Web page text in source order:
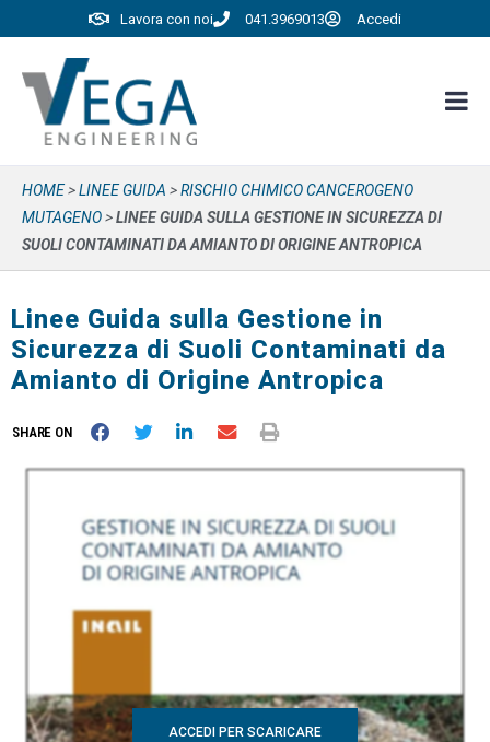
Lavora con noi 041.3969013 Accedi
HOME>LINEE GUIDA >RISCHIO CHIMICO CANCEROGENO
MUTAGENO>LINEE GUIDA SULLA GESTIONE IN SICUREZZA DI
SUOLI CONTAMINATI DA AMIANTO DI ORIGINE ANTROPICA
Linee Guida sulla Gestione in
Sicurezza di Suoli Contaminati da
Amianto di Origine Antropica
SHARE ON
ACCEDI PER SCARICARE